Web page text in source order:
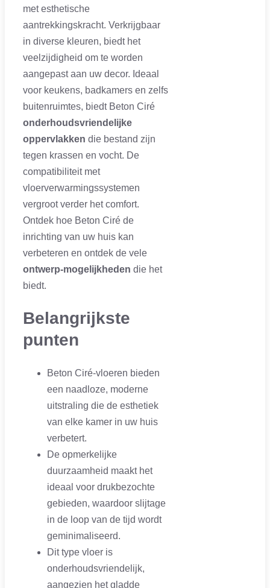
met esthetische
aantrekkingskracht. Verkrijgbaar
in diverse kleuren, biedt het
veelzijdigheid om te worden
aangepast aan uw decor. Ideaal
voor keukens, badkamers en zelfs
buitenruimtes, biedt Beton Ciré
onderhoudsvriendelijke
oppervlakken die bestand zijn
tegen krassen en vocht. De
compatibiliteit met
vloerverwarmingssystemen
vergroot verder het comfort.
Ontdek hoe Beton Ciré de
inrichting van uw huis kan
verbeteren en ontdek de vele
ontwerp-mogelijkheden die het
biedt.
Belangrijkste
punten
Beton Ciré-vloeren bieden
een naadloze, moderne
uitstraling die de esthetiek
van elke kamer in uw huis
verbetert.
De opmerkelijke
duurzaamheid maakt het
ideaal voor drukbezochte
gebieden, waardoor slijtage
in de loop van de tijd wordt
geminimaliseerd.
Dit type vloer is
onderhoudsvriendelijk,
aangezien het gladde